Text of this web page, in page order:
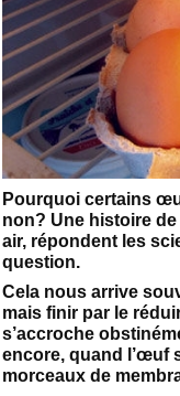
Pourquoi certains
non? Une histoire
air, répondent les
question.
Cela nous arrive
mais finir par le
s’accroche
encore, quand l’œuf
morceaux de